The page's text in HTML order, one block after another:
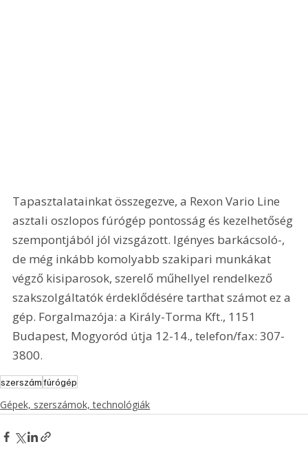
Tapasztalatainkat összegezve, a Rexon Vario Line
asztali oszlopos fúrógép pontosság és kezelhetőség
szempontjából jól vizsgázott. Igényes barkácsoló-,
de még inkább komolyabb szakipari munkákat
végző kisiparosok, szerelő műhellyel rendelkező
szakszolgáltatók érdeklődésére tarthat számot ez a
gép. Forgalmazója: a Király-Torma Kft., 1151
Budapest, Mogyoród útja 12-14., telefon/fax: 307-
3800.
szerszámfúrógép
Gépek, szerszámok, technológiák